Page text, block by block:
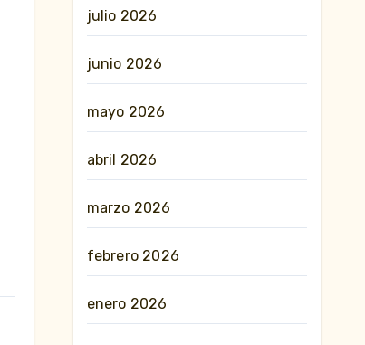
julio 2026
junio 2026
mayo 2026
abril 2026
marzo 2026
febrero 2026
enero 2026